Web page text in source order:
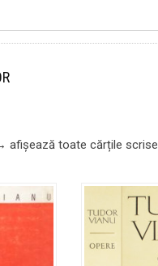
afișează toate cărțile scrise